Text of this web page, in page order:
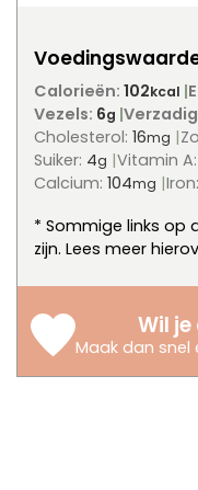
Calorieën: 102kcal
Cholesterol: 16mg
Vezels: 6g
Suiker: 4g Vitamin A:
Calcium: 104mg Iron:
* Sommige links op
zijn. Lees meer
Wil
Maak dan